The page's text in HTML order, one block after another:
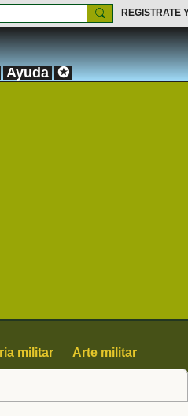
REGISTRATE
Ayuda ✪
militar
Arte militar